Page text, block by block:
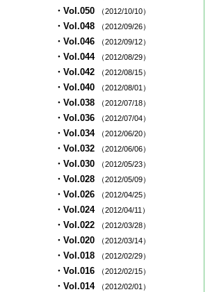
・Vol.050 （2012/10/10）
・Vol.048 （2012/09/26）
・Vol.046 （2012/09/12）
・Vol.044 （2012/08/29）
・Vol.042 （2012/08/15）
・Vol.040 （2012/08/01）
・Vol.038 （2012/07/18）
・Vol.036 （2012/07/04）
・Vol.034 （2012/06/20）
・Vol.032 （2012/06/06）
・Vol.030 （2012/05/23）
・Vol.028 （2012/05/09）
・Vol.026 （2012/04/25）
・Vol.024 （2012/04/11）
・Vol.022 （2012/03/28）
・Vol.020 （2012/03/14）
・Vol.018 （2012/02/29）
・Vol.016 （2012/02/15）
・Vol.014 （2012/02/01）